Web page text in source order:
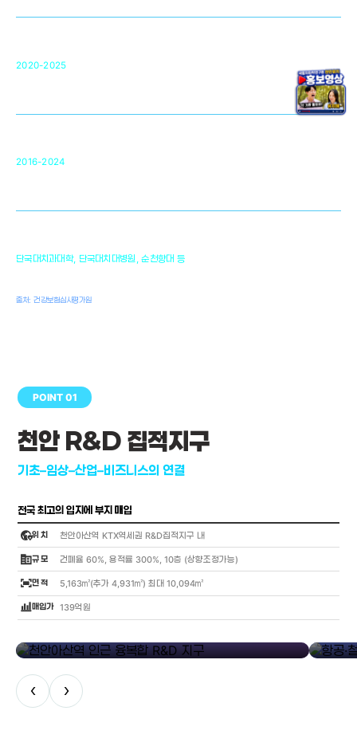
2020-2025 50
미국 베크만연구소
2016-2024
단국대치과대학, 단국대치대병원, 순천향대 등
출처: 건강보험심사평가원
POINT 01
천안 R&D 집적지구
기초–임상–산업–비즈니스의 연결
전국 최고의 입지에 부지 매입
globe_location_pin위 치 천안아산역 KTX역세권 R&D집적지구 내
corporate_fare규 모 건폐율 60%, 용적률 300%, 10층 (상향조정가능)
fit_screen면 적 5,163㎡(추가 4,931㎡) 최대 10,094㎡
bar_chart_4_bars매입가 139억원
‹ ›